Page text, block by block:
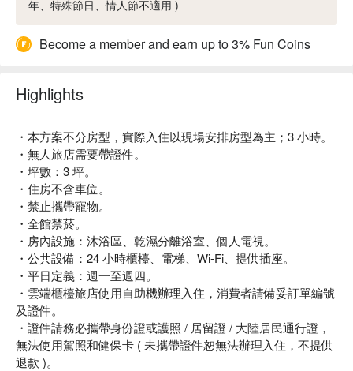
年、特殊節日、情人節不適用 )
Become a member and earn up to 3% Fun Coins
Highlights
・本方案不分房型，實際入住以現場安排房型為主；3 小時。
・無人旅店需要帶證件。
・坪數：3 坪。
・住房不含車位。
・禁止攜帶寵物。
・全館禁菸。
・房內設施：沐浴區、乾濕分離浴室、個人電視。
・公共設備：24 小時櫃檯、電梯、Wi-Fi、提供插座。
・平日定義：週一至週四。
・雲端櫃檯旅店使用自助機辦理入住，消費者請備妥訂單編號
及證件。
・證件請務必攜帶身份證或護照 / 居留證 / 大陸居民通行證，
無法使用駕照和健保卡 ( 未攜帶證件恕無法辦理入住，不提供
退款 )。